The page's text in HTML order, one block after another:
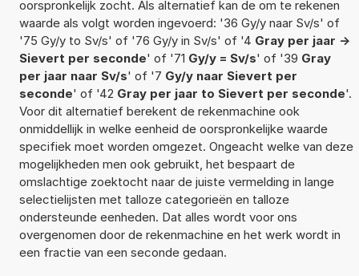
oorspronkelijk zocht. Als alternatief kan de om te rekenen
waarde als volgt worden ingevoerd: '36 Gy/y naar Sv/s' of
'75 Gy/y to Sv/s' of '76 Gy/y in Sv/s' of '4 Gray per jaar ->
Sievert per seconde' of '71 Gy/y = Sv/s' of '39 Gray
per jaar naar Sv/s' of '7 Gy/y naar Sievert per
seconde' of '42 Gray per jaar to Sievert per seconde'.
Voor dit alternatief berekent de rekenmachine ook
onmiddellijk in welke eenheid de oorspronkelijke waarde
specifiek moet worden omgezet. Ongeacht welke van deze
mogelijkheden men ook gebruikt, het bespaart de
omslachtige zoektocht naar de juiste vermelding in lange
selectielijsten met talloze categorieën en talloze
ondersteunde eenheden. Dat alles wordt voor ons
overgenomen door de rekenmachine en het werk wordt in
een fractie van een seconde gedaan.